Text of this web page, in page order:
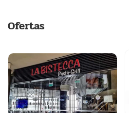
Ofertas